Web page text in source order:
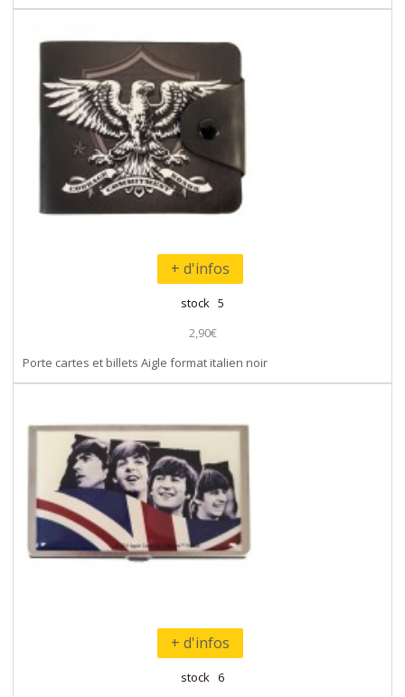
+ d'infos
stock 5
2,90€
Porte cartes et billets Aigle format italien noir
+ d'infos
stock 6